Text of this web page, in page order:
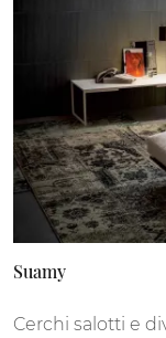
Suamy
Cerchi salotti e